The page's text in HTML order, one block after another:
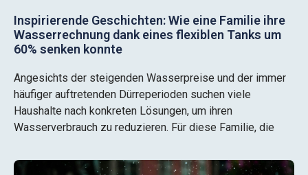
Inspirierende Geschichten: Wie eine Familie ihre
Wasserrechnung dank eines flexiblen Tanks um
60% senken konnte
Angesichts der steigenden Wasserpreise und der immer
häufiger auftretenden Dürreperioden suchen viele
Haushalte nach konkreten Lösungen, um ihren
Wasserverbrauch zu reduzieren. Für diese Familie, die